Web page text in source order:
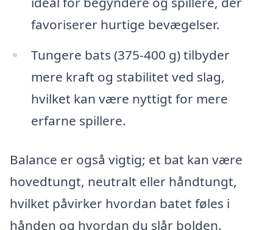
favoriserer hurtige bevægelser.
Tungere bats (375-400 g) tilbyder
mere kraft og stabilitet ved slag,
hvilket kan være nyttigt for mere
erfarne spillere.
Balance er også vigtig; et bat kan være
hovedtungt, neutralt eller håndtungt,
hvilket påvirker hvordan batet føles i
hånden og hvordan du slår bolden.